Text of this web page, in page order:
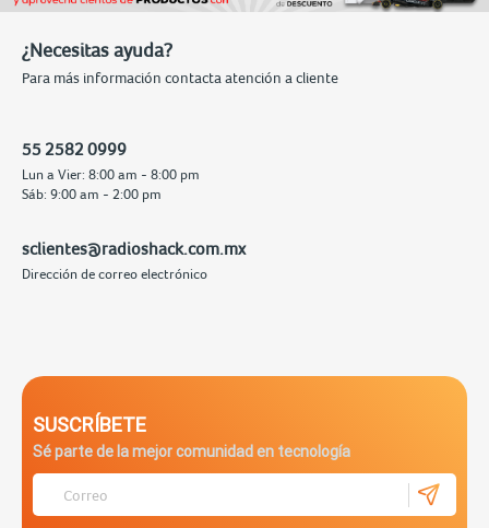
¿Necesitas ayuda?
Para más información contacta atención a cliente
55 2582 0999
Lun a Vier: 8:00 am - 8:00 pm
Sáb: 9:00 am - 2:00 pm
sclientes@radioshack.com.mx
Dirección de correo electrónico
SUSCRÍBETE
Sé parte de la mejor comunidad en tecnología